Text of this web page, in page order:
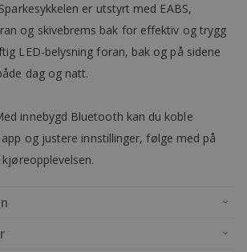
er utstyrt med EABS,
og skivebrems bak for effektiv og trygg
LED-belysning foran, bak og på sidene
dag og natt.
innebygd Bluetooth kan du koble
og justere innstillinger, følge med på